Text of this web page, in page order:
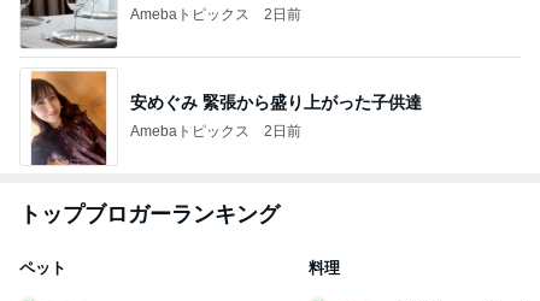
Amebaトピックス 2日前
安めぐみ 緊張から盛り上がった子供達
Amebaトピックス 2日前
トップブロガーランキング
ペット 料理